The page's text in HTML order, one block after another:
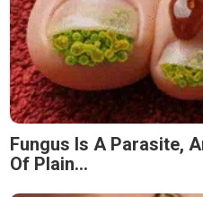
Fungus Is A Parasite,
Of Plain...